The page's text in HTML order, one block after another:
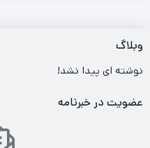
وبلاگ
نوشته ای پیدا نشد!
عضویت در خبرنامه